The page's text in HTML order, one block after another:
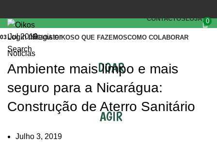
CONTACTOSLOJA 0
Login / Register
Search
INÍCIOA OIKOSO QUE FAZEMOSCOMO COLABORAR
DOAR
AGIR
Notícias
Ambiente mais limpo e mais
seguro para a Nicarágua:
Construção de Aterro Sanitário
Julho 3, 2019
03 Jul 2019